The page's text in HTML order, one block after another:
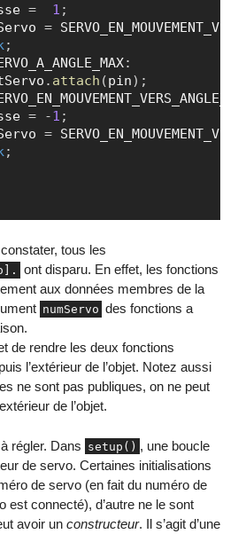
= 1 ;
=
;
:
. attach (pin) ;
= -1 ;
=
;
tous les
ont disparu. En effet, les fonctions
aux données membres de la
numServo des fonctions a
de rendre les deux fonctions
l’extérieur de l’objet. Notez aussi
ne sont pas publiques, on ne peut
de l’objet.
régler. Dans setup() , une boucle
de servo. Certaines initialisations
de servo (en fait du numéro de
est connecté), d’autre ne le sont
avoir un constructeur. Il s’agit d’une